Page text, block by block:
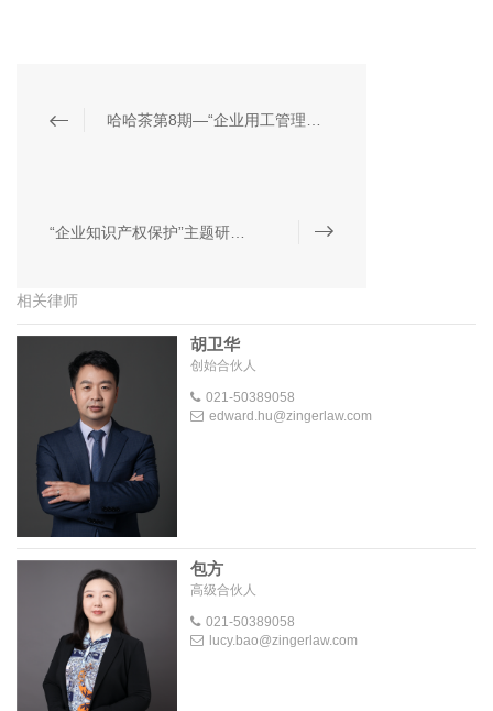
相关律师
胡卫华
创始合伙人
021-50389058
edward.hu@zingerlaw.com
包方
高级合伙人
021-50389058
lucy.bao@zingerlaw.com